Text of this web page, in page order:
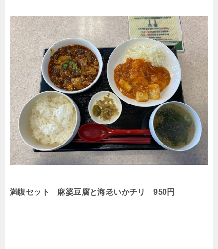
満腹セット 麻婆豆腐と海老いかチリ 950円